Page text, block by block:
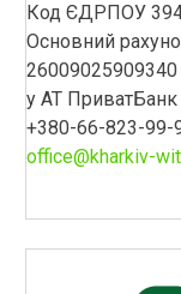
Код ЄДРПОУ
Основний
26009025909340
у АТ ПриватБанк
+380-66-823-99-
office@kharkiv-